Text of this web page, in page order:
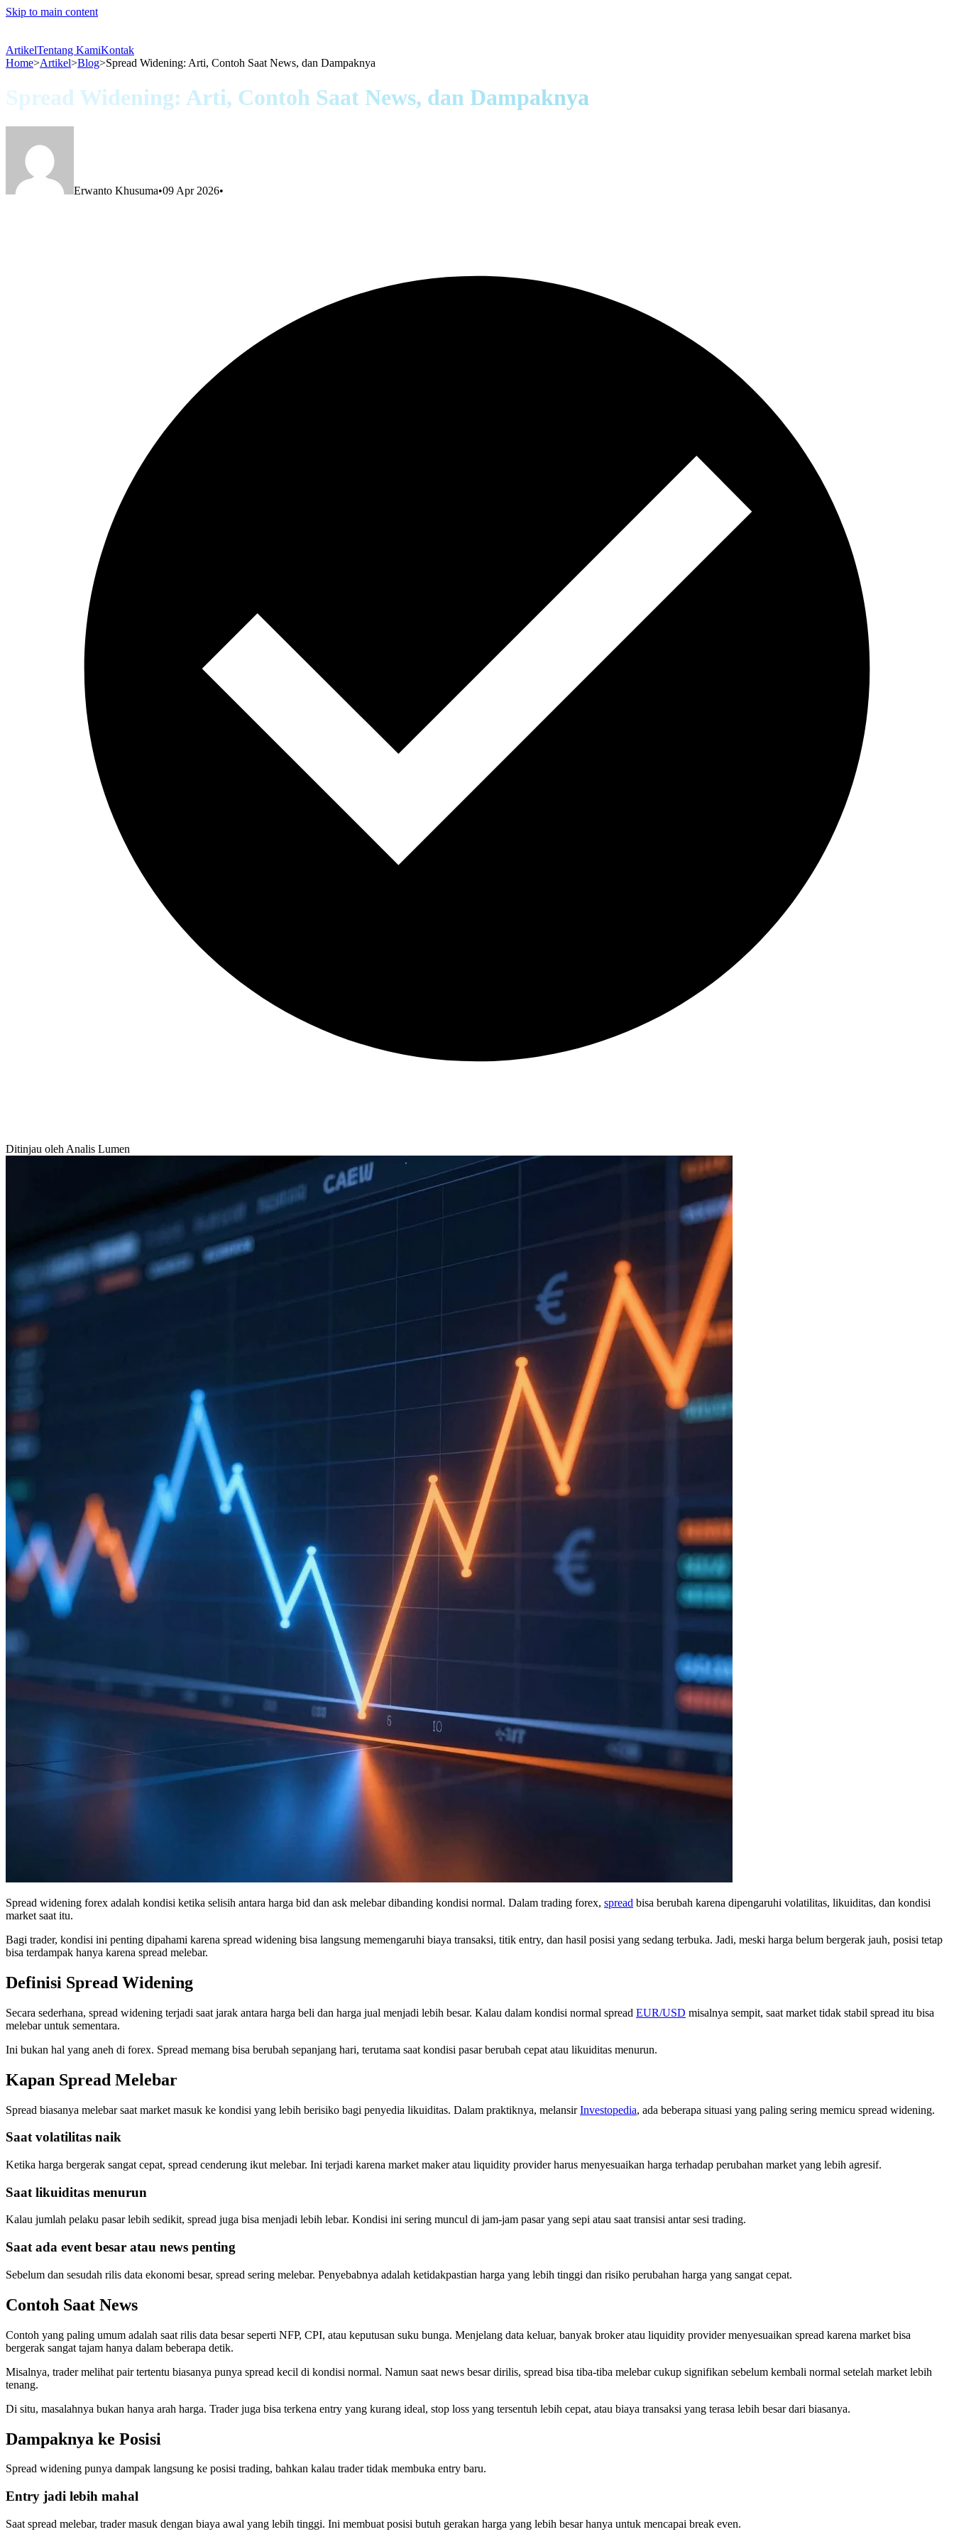
Skip to main content
ArtikelTentang KamiKontak
Home>Artikel>Blog>Spread Widening: Arti, Contoh Saat News, dan Dampaknya
Spread Widening: Arti, Contoh Saat News, dan Dampaknya
Erwanto Khusuma•09 Apr 2026•
Ditinjau oleh Analis Lumen
Spread widening forex adalah kondisi ketika selisih antara harga bid dan ask melebar dibanding kondisi normal. Dalam trading forex, spread bisa berubah karena dipengaruhi volatilitas, likuiditas, dan kondisi
market saat itu.
Bagi trader, kondisi ini penting dipahami karena spread widening bisa langsung memengaruhi biaya transaksi, titik entry, dan hasil posisi yang sedang terbuka. Jadi, meski harga belum bergerak jauh, posisi tetap
bisa terdampak hanya karena spread melebar.
Definisi Spread Widening
Secara sederhana, spread widening terjadi saat jarak antara harga beli dan harga jual menjadi lebih besar. Kalau dalam kondisi normal spread EUR/USD misalnya sempit, saat market tidak stabil spread itu bisa
melebar untuk sementara.
Ini bukan hal yang aneh di forex. Spread memang bisa berubah sepanjang hari, terutama saat kondisi pasar berubah cepat atau likuiditas menurun.
Kapan Spread Melebar
Spread biasanya melebar saat market masuk ke kondisi yang lebih berisiko bagi penyedia likuiditas. Dalam praktiknya, melansirInvestopedia, ada beberapa situasi yang paling sering memicu spread widening.
Saat volatilitas naik
Ketika harga bergerak sangat cepat, spread cenderung ikut melebar. Ini terjadi karena market maker atau liquidity provider harus menyesuaikan harga terhadap perubahan market yang lebih agresif.
Saat likuiditas menurun
Kalau jumlah pelaku pasar lebih sedikit, spread juga bisa menjadi lebih lebar. Kondisi ini sering muncul di jam-jam pasar yang sepi atau saat transisi antar sesi trading.
Saat ada event besar atau news penting
Sebelum dan sesudah rilis data ekonomi besar, spread sering melebar. Penyebabnya adalah ketidakpastian harga yang lebih tinggi dan risiko perubahan harga yang sangat cepat.
Contoh Saat News
Contoh yang paling umum adalah saat rilis data besar seperti NFP, CPI, atau keputusan suku bunga. Menjelang data keluar, banyak broker atau liquidity provider menyesuaikan spread karena market bisa
bergerak sangat tajam hanya dalam beberapa detik.
Misalnya, trader melihat pair tertentu biasanya punya spread kecil di kondisi normal. Namun saat news besar dirilis, spread bisa tiba-tiba melebar cukup signifikan sebelum kembali normal setelah market lebih
tenang.
Di situ, masalahnya bukan hanya arah harga. Trader juga bisa terkena entry yang kurang ideal, stop loss yang tersentuh lebih cepat, atau biaya transaksi yang terasa lebih besar dari biasanya.
Dampaknya ke Posisi
Spread widening punya dampak langsung ke posisi trading, bahkan kalau trader tidak membuka entry baru.
Entry jadi lebih mahal
Saat spread melebar, trader masuk dengan biaya awal yang lebih tinggi. Ini membuat posisi butuh gerakan harga yang lebih besar hanya untuk mencapai break even.